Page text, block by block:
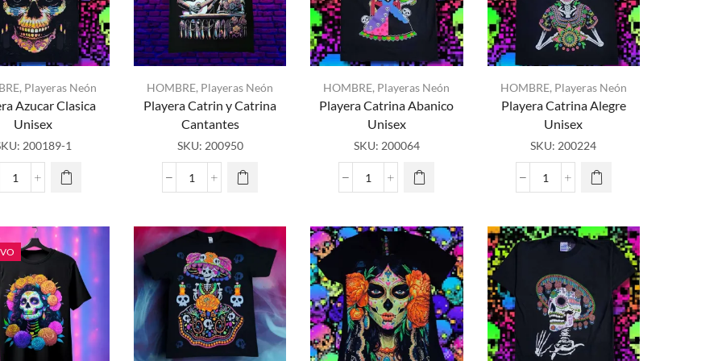
, Playeras Neón
Azucar Clasica
Unisex
200189-1
Playera
Unisex
cantidad
HOMBRE, Playeras Neón
Playera Catrin y Catrina
Cantantes
SKU: 200950
Playera
Catrina
Cantantes
cantidad
HOMBRE, Playeras Neón
Playera Catrina Abanico
Unisex
SKU: 200064
Playera
Unisex
cantidad
HOMBRE, Playeras Neón
Playera Catrina Alegre
Unisex
SKU: 200224
Playera
Unisex
cantidad